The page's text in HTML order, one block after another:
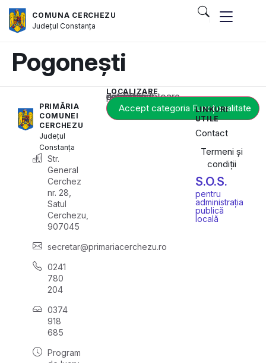
COMUNA CERCHEZU
JudețulConstanța
Pogonești
PRIMĂRIA
COMUNEI
CERCHEZU
Județul
Constanța
Str.
General
Cerchez
nr. 28,
Satul
Cerchezu,
907045
secretar@primariacerchezu.ro
0241
780
204
0374
918
685
Program
LOCALIZARE
Acest conținut este blocat până când acceptați categoria corespunzătoare de cookie-uri.
Accept categoria Funcționalitate
LINKURI
UTILE
Contact
Termeni și
condiții
S.O.S.
pentru
administrația
publică
locală